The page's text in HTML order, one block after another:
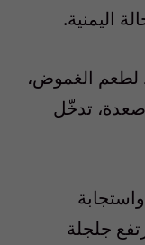
اليمنية.
لطعم الغموض،
تدخّل
جلجلة